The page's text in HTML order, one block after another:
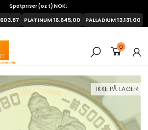
0
Spotpriser (oz t) NOK:
603,87 PLATINUM16.645,00 PALLADIUM13.131,00
IKKE PÅ LAGER